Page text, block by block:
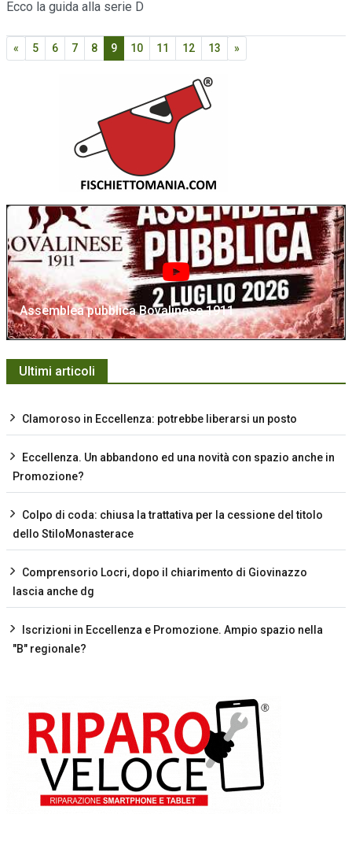
Ecco la guida alla serie D
« 5 6 7 8 9 10 11 12 13 »
Assemblea pubblica Bovalinese 1911
Ultimi articoli
Clamoroso in Eccellenza: potrebbe liberarsi un posto
Eccellenza. Un abbandono ed una novità con spazio anche in
Promozione?
Colpo di coda: chiusa la trattativa per la cessione del titolo
dello StiloMonasterace
Comprensorio Locri, dopo il chiarimento di Giovinazzo
lascia anche dg
Iscrizioni in Eccellenza e Promozione. Ampio spazio nella
"B" regionale?